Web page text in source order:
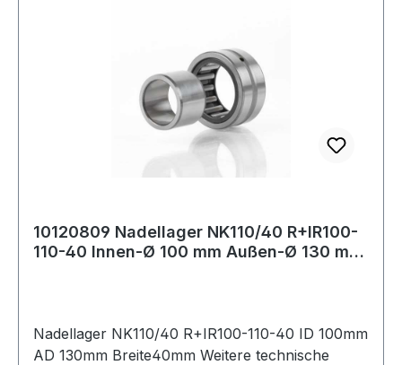
10120809 Nadellager NK110/40 R+IR100-
110-40 Innen-Ø 100 mm Außen-Ø 130 mm
Nadellager NK110/40 R+IR100-110-40 ID 100mm
AD 130mm Breite40mm Weitere technische